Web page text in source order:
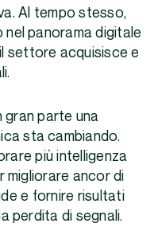
Al tempo stesso,
nel panorama digitale
settore acquisisce e
gran parte una
sta cambiando.
più intelligenza
migliorare ancor di
e fornire risultati
perdita di segnali.